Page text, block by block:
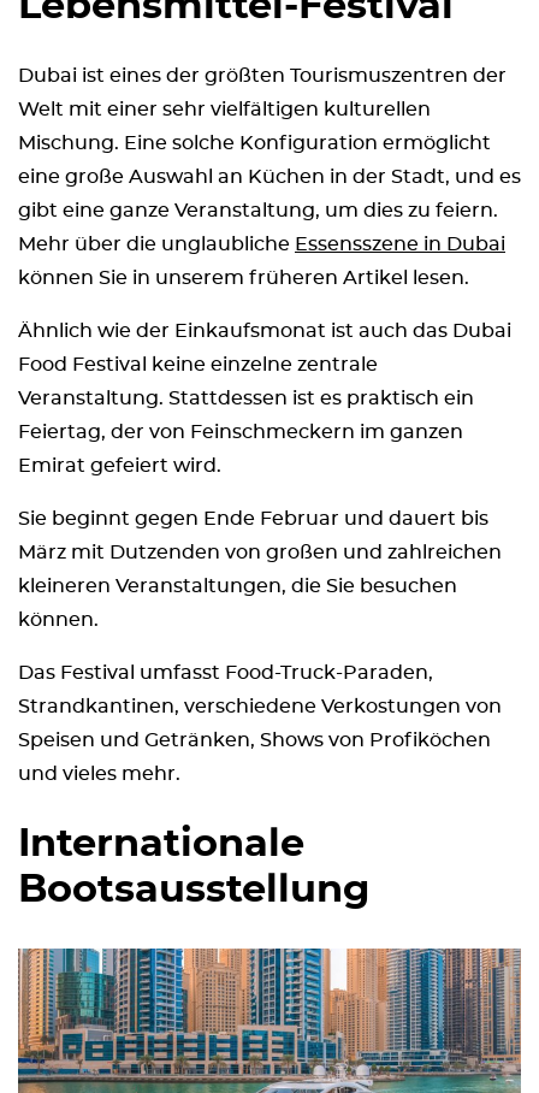
Dubai ist eines der größten Tourismuszentren der
Welt mit einer sehr vielfältigen kulturellen
Mischung. Eine solche Konfiguration ermöglicht
eine große Auswahl an Küchen in der Stadt, und es
gibt eine ganze Veranstaltung, um dies zu feiern.
Mehr über die unglaubliche Essensszene in Dubai
können Sie in unserem früheren Artikel lesen.
Ähnlich wie der Einkaufsmonat ist auch das Dubai
Food Festival keine einzelne zentrale
Veranstaltung. Stattdessen ist es praktisch ein
Feiertag, der von Feinschmeckern im ganzen
Emirat gefeiert wird.
Sie beginnt gegen Ende Februar und dauert bis
März mit Dutzenden von großen und zahlreichen
kleineren Veranstaltungen, die Sie besuchen
können.
Das Festival umfasst Food-Truck-Paraden,
Strandkantinen, verschiedene Verkostungen von
Speisen und Getränken, Shows von Profiköchen
und vieles mehr.
Internationale
Bootsausstellung